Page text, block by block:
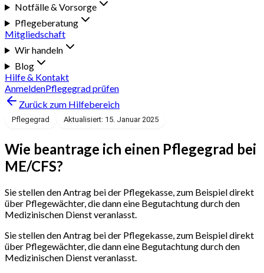
Notfälle & Vorsorge
Pflegeberatung
Mitgliedschaft
Wir handeln
Blog
Hilfe & Kontakt
AnmeldenPflegegrad prüfen
Zurück zum Hilfebereich
Pflegegrad Aktualisiert: 15. Januar 2025
Wie beantrage ich einen Pflegegrad bei
ME/CFS?
Sie stellen den Antrag bei der Pflegekasse, zum Beispiel direkt
über Pflegewächter, die dann eine Begutachtung durch den
Medizinischen Dienst veranlasst.
Sie stellen den Antrag bei der Pflegekasse, zum Beispiel direkt
über Pflegewächter, die dann eine Begutachtung durch den
Medizinischen Dienst veranlasst.